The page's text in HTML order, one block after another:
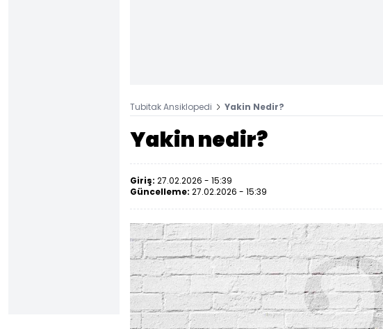
Tubitak Ansiklopedi Yakin Nedir?
Yakin nedir?
Giriş: 27.02.2026 - 15:39
Güncelleme: 27.02.2026 - 15:39